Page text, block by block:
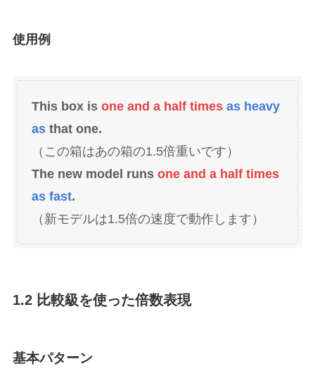
使用例
This box is one and a half times as heavy
asthat one.
（この箱はあの箱の1.5倍重いです）
The new model runs one and a half times
as fast.
（新モデルは1.5倍の速度で動作します）
1.2 比較級を使った倍数表現
基本パターン